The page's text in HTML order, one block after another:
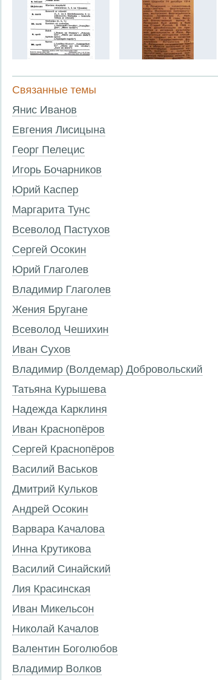
Связанные темы
Янис Иванов
Евгения Лисицына
Георг Пелецис
Игорь Бочарников
Юрий Каспер
Маргарита Тунс
Всеволод Пастухов
Сергей Осокин
Юрий Глаголев
Владимир Глаголев
Жения Бругане
Всеволод Чешихин
Иван Сухов
Владимир (Волдемар) Добровольский
Татьяна Курышева
Надежда Карклиня
Иван Краснопёров
Сергей Краснопёров
Василий Васьков
Дмитрий Кульков
Андрей Осокин
Варвара Качалова
Инна Крутикова
Василий Синайский
Лия Красинская
Иван Микельсон
Николай Качалов
Валентин Боголюбов
Владимир Волков